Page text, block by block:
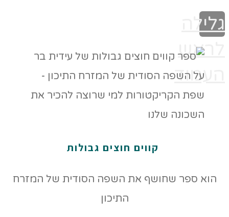
גלילה
לראש
העמוד
קווים חוצים גבולות
הוא ספר שחושף את השפה הסודית של המזרח
התיכון